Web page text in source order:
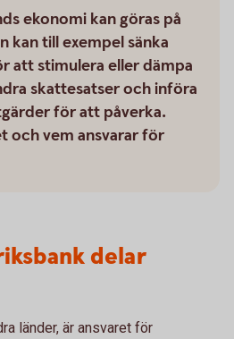
ekonomi kan göras på
kan till exempel sänka
att stimulera eller dämpa
skattesatser och införa
för att påverka.
och vem ansvarar för
delar
länder, är ansvaret för